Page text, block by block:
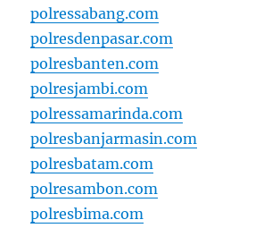
polressabang.com
polresdenpasar.com
polresbanten.com
polresjambi.com
polressamarinda.com
polresbanjarmasin.com
polresbatam.com
polresambon.com
polresbima.com